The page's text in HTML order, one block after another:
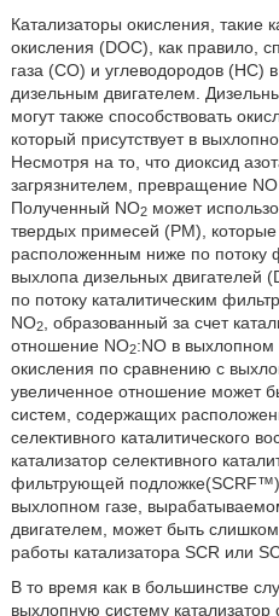
Катализаторы окисления, такие
окисления (DOC), как правило,
газа (CO) и углеводородов (HC)
дизельным двигателем.
могут также способствовать
который присутствует в
Несмотря на то, что диоксид
загрязнителем, превращение
Полученный NO2может
твердых примесей (PM),
расположенным ниже по потоку
выхлопа дизельных
по потоку каталитическим
NO2, образованный за счет
отношение NO2:NO в выхлопном
окисления по сравнению с
увеличенное отношение может
систем, содержащих
селективного каталитического
катализатор селективного
фильтрующей
выхлопном газе,
двигателем, может быть
работы катализатора SCR или
В то время как в большинстве
выхлопную систему катализатор